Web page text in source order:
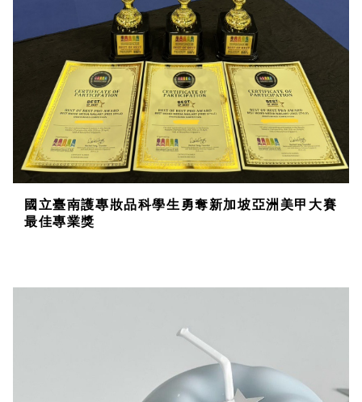
國立臺南護專妝品科學生勇奪新加坡亞洲美甲大賽
最佳專業獎